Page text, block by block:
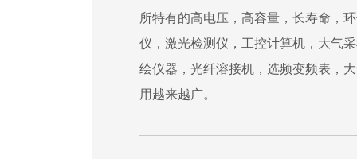
所特有的高电压，高容量，长寿命，
仪，激光检测仪，工控计算机，大气
绘仪器，光纤溶接机，选频变频表，
用越来越广。